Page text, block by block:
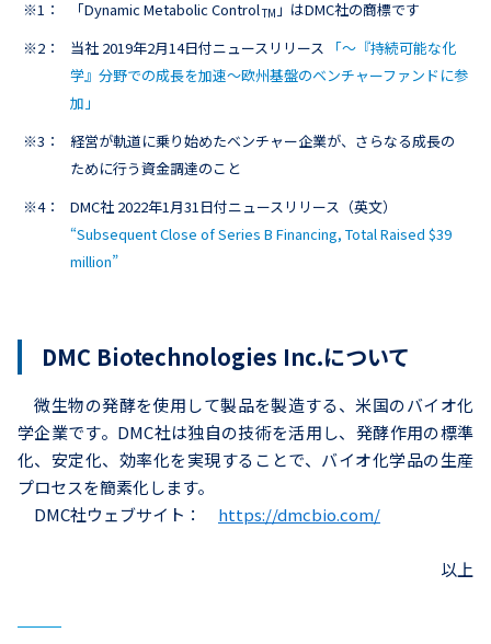
※1： 「Dynamic Metabolic ControlTM 」はDMC社の商標です
※2：
当社 2019年2月14日付ニュースリリース
「～『持続可能な化
学』分野での成長を加速～欧州基盤のベンチャーファンドに参
加」
※3：
経営が軌道に乗り始めたベンチャー企業が、さらなる成長の
ために行う資金調達のこと
※4：
DMC社 2022年1月31日付ニュースリリース（英文）
“Subsequent Close of Series B Financing, Total Raised $39
million”
DMC Biotechnologies Inc.について
微生物の発酵を使用して製品を製造する、米国のバイオ化
学企業です。DMC社は独自の技術を活用し、発酵作用の標準
化、安定化、効率化を実現することで、バイオ化学品の生産
プロセスを簡素化します。
DMC社ウェブサイト： https://dmcbio.com/
以上